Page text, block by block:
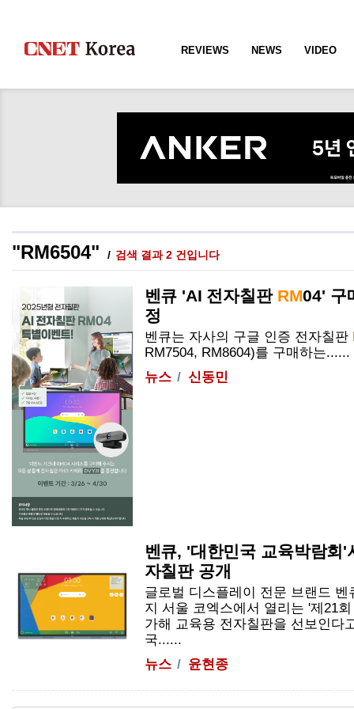
REVIEWS NEWS VIDEO
"RM6504" 검색 결과 2 건입니다
벤큐 'AI 전자칠판 RM04' 구
정
벤큐는 자사의 구글 인증 전자칠판
RM7504, RM8604)를 구매하는......
뉴스
신동민
벤큐, '대한민국 교육박람회
자칠판 공개
글로벌 디스플레이 전문 브랜드
지 서울 코엑스에서 열리는 '제21
가해 교육용 전자칠판을 선보인다
국......
뉴스
윤현종